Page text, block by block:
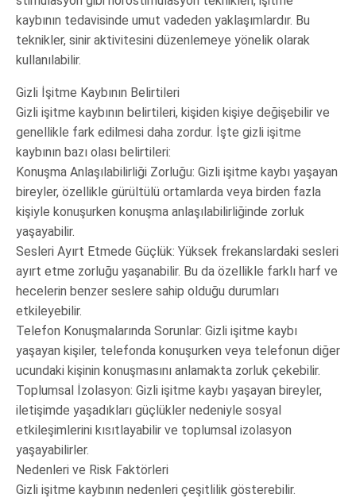
kaybının tedavisinde umut vadeden yaklaşımlardır. Bu
teknikler, sinir aktivitesini düzenlemeye yönelik olarak
kullanılabilir.
Gizli İşitme Kaybının Belirtileri
Gizli işitme kaybının belirtileri, kişiden kişiye değişebilir ve
genellikle fark edilmesi daha zordur. İşte gizli işitme
kaybının bazı olası belirtileri:
Konuşma Anlaşılabilirliği Zorluğu: Gizli işitme kaybı yaşayan
bireyler, özellikle gürültülü ortamlarda veya birden fazla
kişiyle konuşurken konuşma anlaşılabilirliğinde zorluk
yaşayabilir.
Sesleri Ayırt Etmede Güçlük: Yüksek frekanslardaki sesleri
ayırt etme zorluğu yaşanabilir. Bu da özellikle farklı harf ve
hecelerin benzer seslere sahip olduğu durumları
etkileyebilir.
Telefon Konuşmalarında Sorunlar: Gizli işitme kaybı
yaşayan kişiler, telefonda konuşurken veya telefonun diğer
ucundaki kişinin konuşmasını anlamakta zorluk çekebilir.
Toplumsal İzolasyon: Gizli işitme kaybı yaşayan bireyler,
iletişimde yaşadıkları güçlükler nedeniyle sosyal
etkileşimlerini kısıtlayabilir ve toplumsal izolasyon
yaşayabilirler.
Nedenleri ve Risk Faktörleri
Gizli işitme kaybının nedenleri çeşitlilik gösterebilir.